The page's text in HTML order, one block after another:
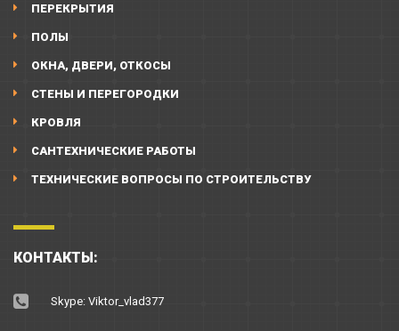
ПЕРЕКРЫТИЯ
ПОЛЫ
ОКНА, ДВЕРИ, ОТКОСЫ
СТЕНЫ И ПЕРЕГОРОДКИ
КРОВЛЯ
САНТЕХНИЧЕСКИЕ РАБОТЫ
ТЕХНИЧЕСКИЕ ВОПРОСЫ ПО СТРОИТЕЛЬСТВУ
КОНТАКТЫ:
Skype: Viktor_vlad377